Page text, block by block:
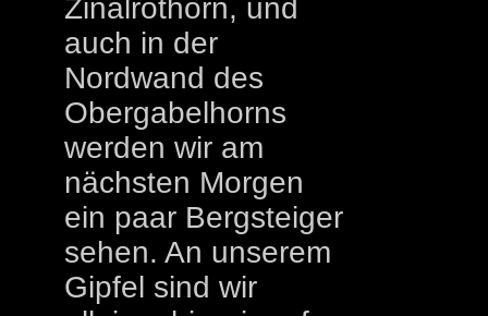
Zinalrothorn, und
auch in der
Nordwand des
Obergabelhorns
werden wir am
nächsten Morgen
ein paar Bergsteiger
sehen. An unserem
Gipfel sind wir